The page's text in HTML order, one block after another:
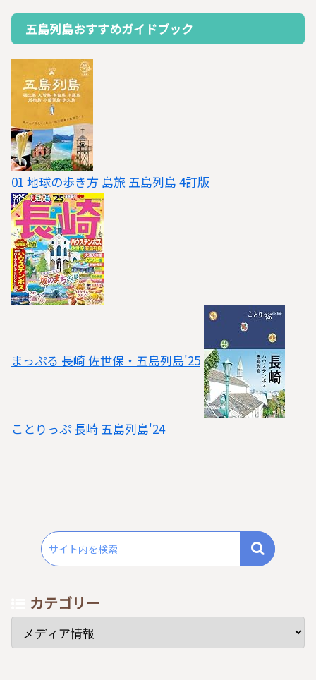
五島列島おすすめガイドブック
01 地球の歩き方 島旅 五島列島 4訂版
まっぷる 長崎 佐世保・五島列島'25
ことりっぷ 長崎 五島列島'24
カテゴリー